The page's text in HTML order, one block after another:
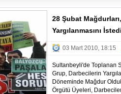
28 Şubat
Yargılanmasını İstedi
03 Mart 2010, 18:15
Sultanbeyli'de Toplanan
Grup, Darbecilerin
Döneminde Mağdur
Örgütü Üyeleri,